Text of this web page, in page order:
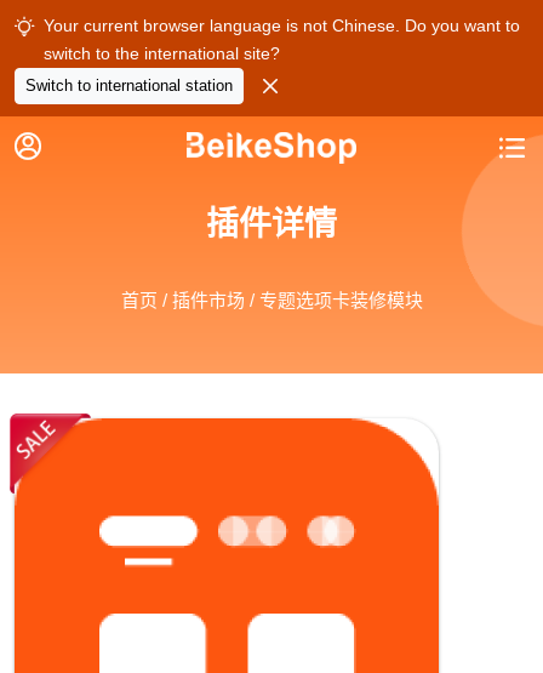
 Your current browser language is not Chinese. Do you want to
switch to the international site?
Switch to international station 
 
插件详情
首页 / 插件市场 / 专题选项卡装修模块